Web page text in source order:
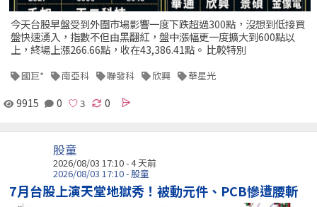
今天台股早盤受到外圍市場影響一度下跌超過300點，沒想到低接買
盤快速湧入，指數不但由黑翻紅，盤中漲幅更一度擴大到600點以
上，終場上漲266.66點，收在43,386.41點。 比較特別
國巨* 南亞科 聯發科 欣興 華星光
9915 0 0
股童
2026/08/03 17:10 - 4 天前
2026/08/03 17:10 - 股童
7月台股上演天堂地獄秀！被動元件、PCB慘遭腰斬